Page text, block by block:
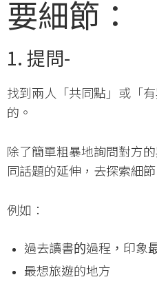
要細節：
1. 提問-
找到兩人「共同點」或「
的。
除了簡單粗暴地詢問對方
同話題的延伸，去探索細節
例如：
過去讀書的過程，印象
最想旅遊的地方